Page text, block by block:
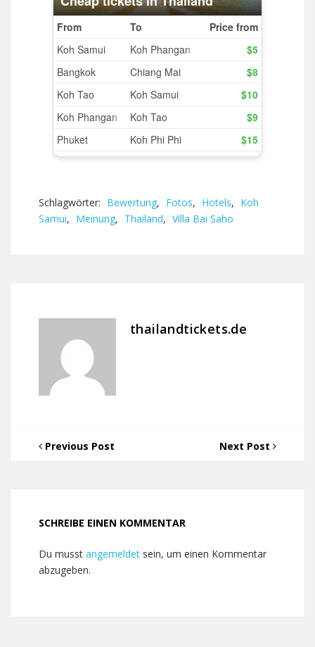
Schlagwörter: Bewertung, Fotos, Hotels, Koh
Samui, Meinung, Thailand, Villa Bai Saho
thailandtickets.de
Previous Post Next Post
SCHREIBE EINEN KOMMENTAR
Du musst angemeldet sein, um einen Kommentar
abzugeben.